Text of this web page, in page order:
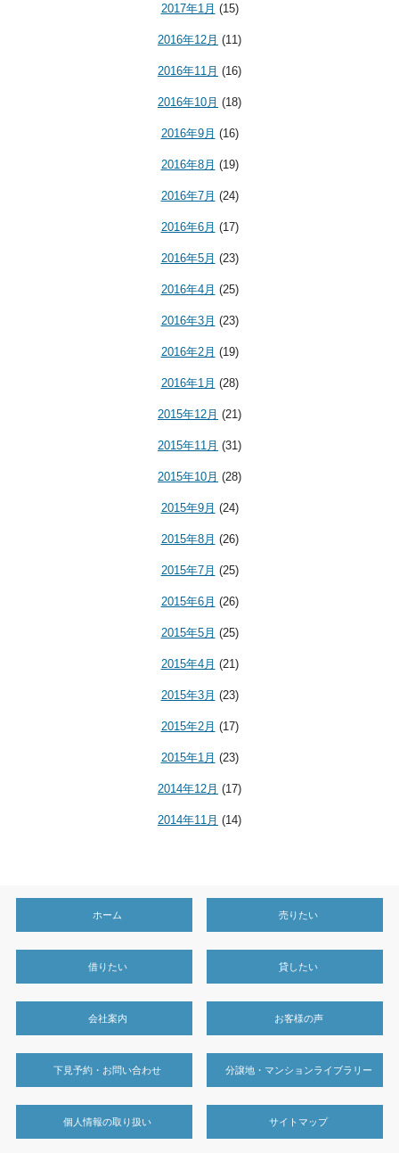
2017年1月 (15)
2016年12月 (11)
2016年11月 (16)
2016年10月 (18)
2016年9月 (16)
2016年8月 (19)
2016年7月 (24)
2016年6月 (17)
2016年5月 (23)
2016年4月 (25)
2016年3月 (23)
2016年2月 (19)
2016年1月 (28)
2015年12月 (21)
2015年11月 (31)
2015年10月 (28)
2015年9月 (24)
2015年8月 (26)
2015年7月 (25)
2015年6月 (26)
2015年5月 (25)
2015年4月 (21)
2015年3月 (23)
2015年2月 (17)
2015年1月 (23)
2014年12月 (17)
2014年11月 (14)
ホーム 売りたい
借りたい 貸したい
会社案内 お客様の声
下見予約・お問い合わせ 分譲地・マンションライブラリー
個人情報の取り扱い サイトマップ